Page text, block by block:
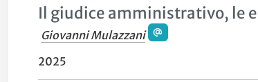
Il giudice amministrativo, le
Giovanni Mulazzani
2025